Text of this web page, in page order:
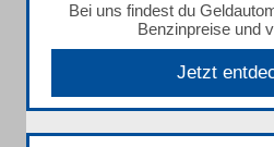
Bei uns findest du
Benzinpreise und
Jetzt